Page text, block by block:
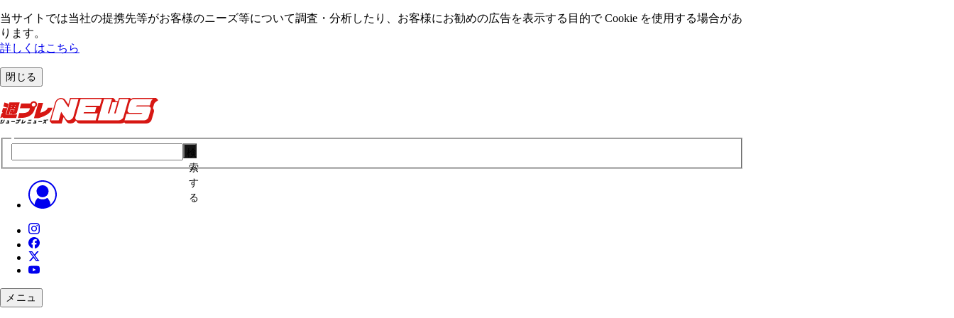
当サイトでは当社の提携先等がお客様のニーズ等について調査・分析したり、お客様にお勧めの広告を表⽰する⽬的で Cookie を使⽤する場合があ
ります。
詳しくはこちら
閉じる
索
す
る
メニュ